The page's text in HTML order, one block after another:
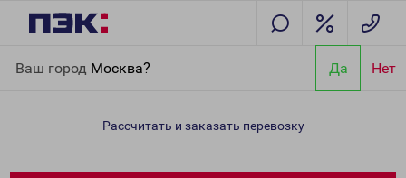
Ваш город Москва? Да Нет
Моршанск
Рассчитать и заказать перевозку